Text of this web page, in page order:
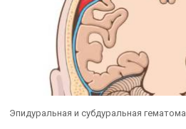
Эпидуральная и субдуральная гематома